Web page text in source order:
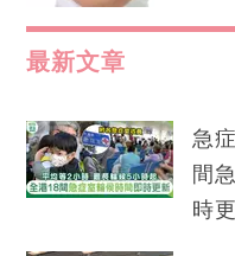
最新文章
急
間
時